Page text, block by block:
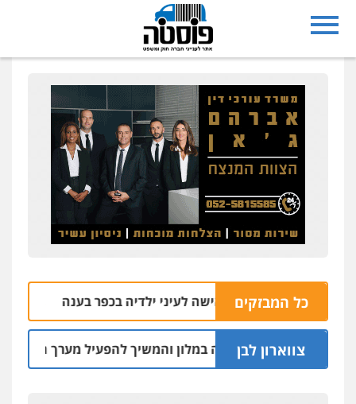
כל המבזקים
חשודים ברצח אישה לעיני ילדיה בכפר בענה 09.08 | 09:05
צווארון לבן
חשד: שכר סוויטה במלון והמשיך להפעיל מערך הפצת וקיזוז